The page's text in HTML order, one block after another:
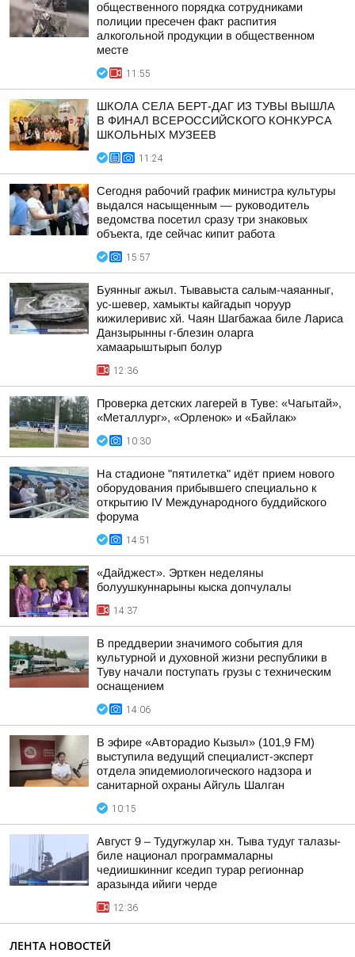
общественного порядка сотрудниками
полиции пресечен факт распития
алкогольной продукции в общественном
месте
11:55
ШКОЛА СЕЛА БЕРТ-ДАГ ИЗ ТУВЫ ВЫШЛА
В ФИНАЛ ВСЕРОССИЙСКОГО КОНКУРСА
ШКОЛЬНЫХ МУЗЕЕВ
11:24
Сегодня рабочий график министра культуры
выдался насыщенным — руководитель
ведомства посетил сразу три знаковых
объекта, где сейчас кипит работа
15:57
Буянныг ажыл. Тывавыста салым-чаяанныг,
ус-шевер, хамыкты кайгадып чоруур
кижилеривис хй. Чаян Шагбажаа биле Лариса
Данзырынны г-блезин оларга
хамаарыштырып болур
12:36
Проверка детских лагерей в Туве: «Чагытай»,
«Металлург», «Орленок» и «Байлак»
10:30
На стадионе "пятилетка" идёт прием нового
оборудования прибывшего специально к
открытию IV Международного буддийского
форума
14:51
«Дайджест». Эрткен неделяны
болуушкуннарыны кыска допчулалы
14:37
В преддверии значимого события для
культурной и духовной жизни республики в
Туву начали поступать грузы с техническим
оснащением
14:06
В эфире «Авторадио Кызыл» (101,9 FM)
выступила ведущий специалист-эксперт
отдела эпидемиологического надзора и
санитарной охраны Айгуль Шалган
10:15
Август 9 – Тудугжулар хн. Тыва тудуг талазы-
биле национал программаларны
чедиишкинниг кседип турар регионнар
аразында ийиги черде
12:36
ЛЕНТА НОВОСТЕЙ